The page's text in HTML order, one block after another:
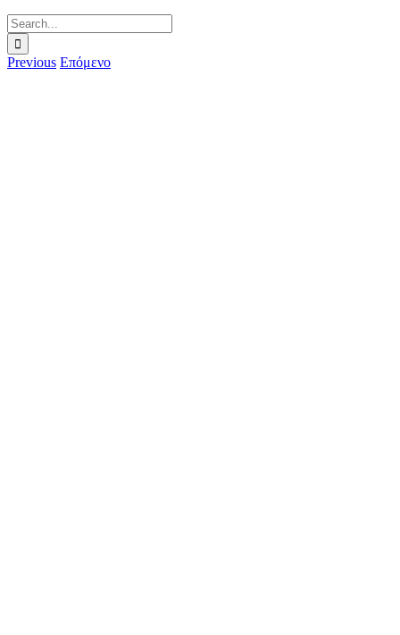
Search
for:
Previous Επόμενο